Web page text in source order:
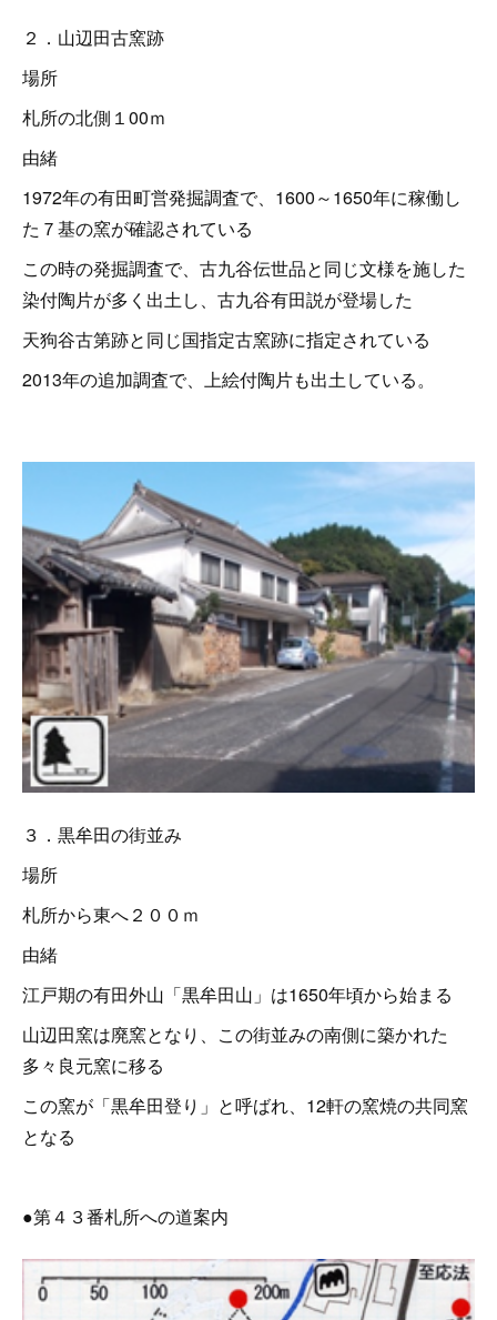
２．山辺田古窯跡
場所
札所の北側１00ｍ
由緒
1972年の有田町営発掘調査で、1600～1650年に稼働し
た７基の窯が確認されている
この時の発掘調査で、古九谷伝世品と同じ文様を施した
染付陶片が多く出土し、古九谷有田説が登場した
天狗谷古第跡と同じ国指定古窯跡に指定されている
2013年の追加調査で、上絵付陶片も出土している。
３．黒牟田の街並み
場所
札所から東へ２００ｍ
由緒
江戸期の有田外山「黒牟田山」は1650年頃から始まる
山辺田窯は廃窯となり、この街並みの南側に築かれた
多々良元窯に移る
この窯が「黒牟田登り」と呼ばれ、12軒の窯焼の共同窯
となる
●第４３番札所への道案内